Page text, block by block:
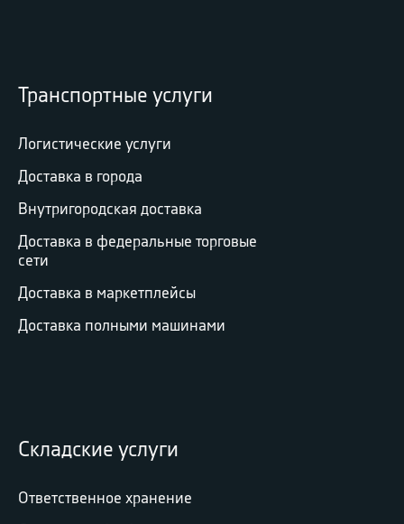
Транспортные услуги
Логистические услуги
Доставка в города
Внутригородская доставка
Доставка в федеральные торговые
сети
Доставка в маркетплейсы
Доставка полными машинами
Складские услуги
Ответственное хранение